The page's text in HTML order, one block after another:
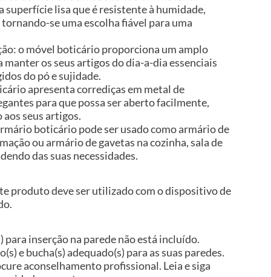
superfície lisa que é resistente à humidade,
se uma escolha fiável para uma
o móvel boticário proporciona um amplo
manter os seus artigos do dia-a-dia essenciais
do pó e sujidade.
apresenta corrediças em metal de
para que possa ser aberto facilmente,
seus artigos.
boticário pode ser usado como armário de
ou armário de gavetas na cozinha, sala de
das suas necessidades.
produto deve ser utilizado com o dispositivo de
para inserção na parede não está incluído.
e bucha(s) adequado(s) para as suas paredes.
aconselhamento profissional. Leia e siga